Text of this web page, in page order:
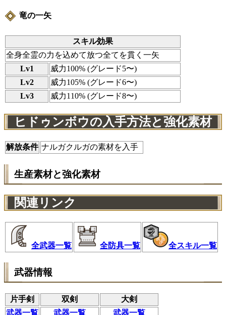
竜の一矢
スキル効果
全身全霊の力を込めて放つ全てを貫く一矢
Lv1
威力100% (グレード5〜)
Lv2
威力105% (グレード6〜)
Lv3
威力110% (グレード8〜)
ヒドゥンボウの入手方法と強化素材
解放条件 ナルガクルガの素材を入手
生産素材と強化素材
関連リンク
全武器一覧 全防具一覧 全スキル一覧
武器情報
片手剣 双剣
大剣
武器一覧
武器一覧 武器一覧